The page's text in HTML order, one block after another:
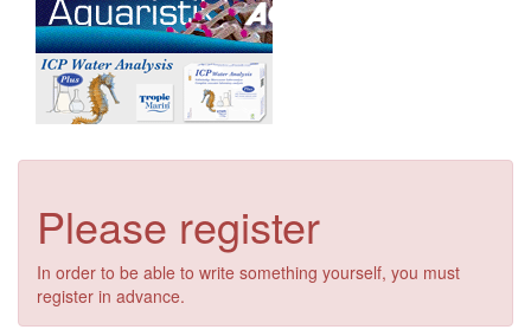
Please register
In order to be able to write something yourself, you must
register in advance.